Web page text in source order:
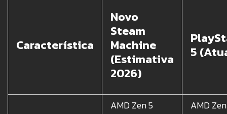
Característica
Novo
Steam
Machine
(Estimativa
2026)
5
AMD Zen 5
AMD